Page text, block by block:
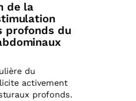
de la
profonds du
du
activement
profonds.